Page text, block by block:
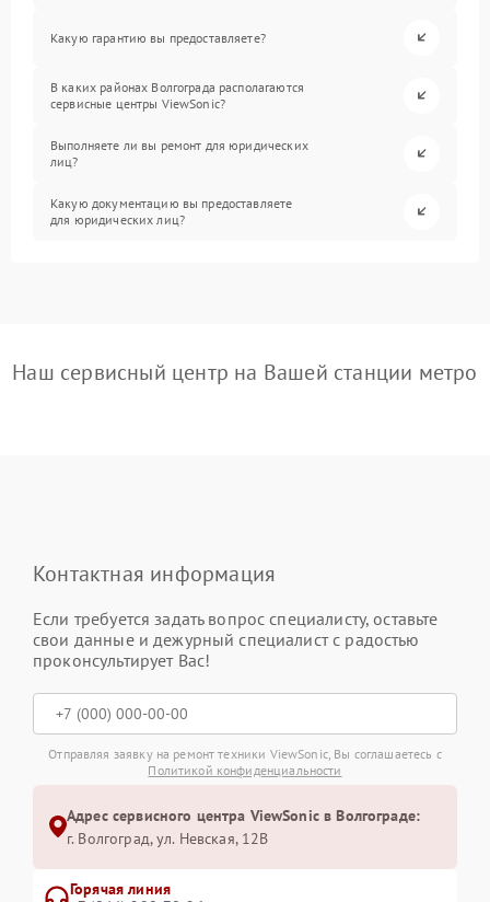
Какую гарантию вы предоставляете?
В каких районах Волгограда располагаются
сервисные центры ViewSonic?
Выполняете ли вы ремонт для юридических
лиц?
Какую документацию вы предоставляете
для юридических лиц?
Наш сервисный центр на Вашей станции метро
Контактная информация
Если требуется задать вопрос специалисту, оставьте
свои данные и дежурный специалист с радостью
проконсультирует Вас!
Отправляя заявку на ремонт техники ViewSonic, Вы соглашаетесь с
Политикой конфиденциальности
Адрес сервисного центра ViewSonic в Волгограде:
г. Волгоград, ул. Невская, 12В
Горячая линия